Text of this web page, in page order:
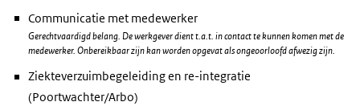
Communicatie met medewerker
Gerechtvaardigd belang. De werkgever dient t.a.t. in contact te kunnen komen met de
medewerker. Onbereikbaar zijn kan worden opgevat als ongeoorloofd afwezig zijn.
Ziekteverzuimbegeleiding en re-integratie
(Poortwachter/Arbo)